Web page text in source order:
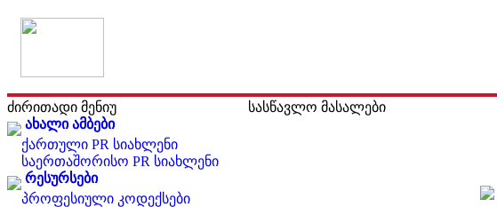
ძირითადი მენიუ
ახალი ამბები
ქართული PR სიახლენი
საერთაშორისო PR სიახლენი
რესურსები
პროფესიული კოდექსები
სასწავლო მასალები